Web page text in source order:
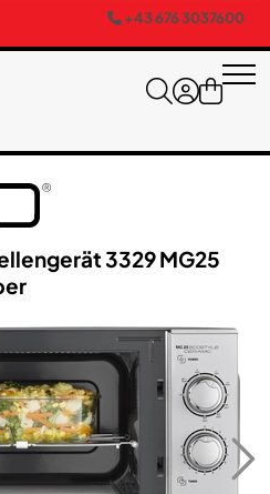
+43 676 3037600
3329 MG25